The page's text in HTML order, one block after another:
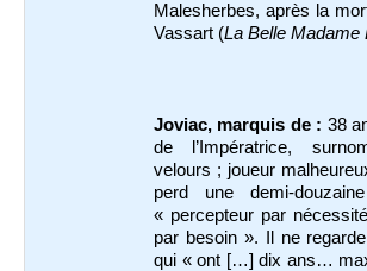
Malesherbes, après la
Vassart (La Belle Madame
Joviac, marquis de : 38
de l’Impératrice,
velours ; joueur
perd une demi-
« percepteur par
par besoin ». Il ne
qui « ont […] dix ans…